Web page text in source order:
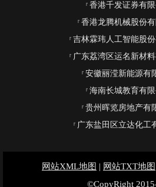
香港千发证券有限
香港龙腾机械股份有
吉林霖玮人工智能股份
广东荔湾区运名新材料
安徽丽滢新能源有
海南长城教育有限
贵州晖览房地产有
广东盐田区立达化工
网站XML地图 | 网站TXT地图
©CopyRight